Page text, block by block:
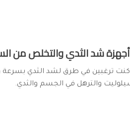
كنت ترغبين في طرق لشد الثدي بسرعة
والترهل في الجسم والثدي.